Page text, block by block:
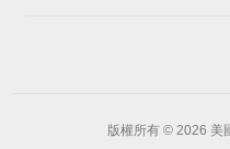
版權所有 © 2026 美